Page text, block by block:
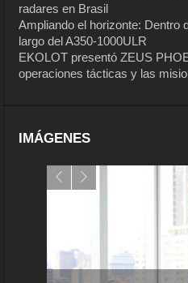
radares en Brasil
Ampliando el horizonte: Dentro
largo del A350-1000ULR
EKOLOT presentó ZEUS
operaciones tácticas y las
IMÁGENES